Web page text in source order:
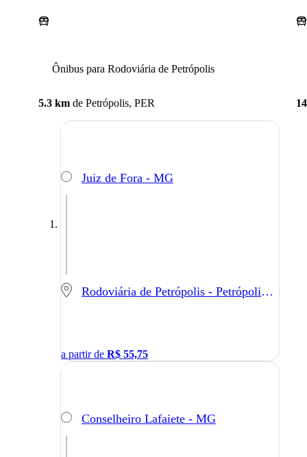
Ônibus para Rodoviária de Petrópolis
5.3 km de Petrópolis, PER
Juiz de Fora - MG
Rodoviária de Petrópolis - Petrópolis - RJ
a partir de R$ 55,75
Conselheiro Lafaiete - MG